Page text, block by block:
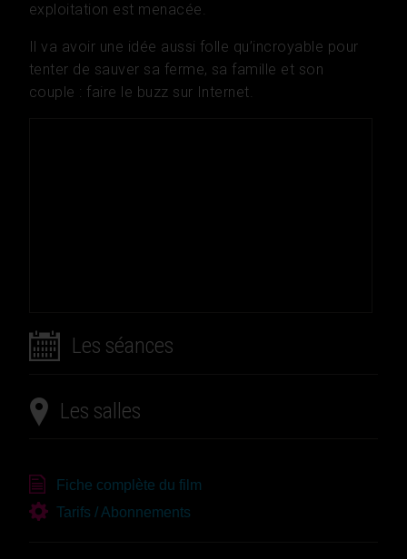
exploitation est menacée.
Il va avoir une idée aussi folle qu’incroyable pour
tenter de sauver sa ferme, sa famille et son
couple : faire le buzz sur Internet.
Les séances
Les salles
Fiche complète du film
Tarifs / Abonnements